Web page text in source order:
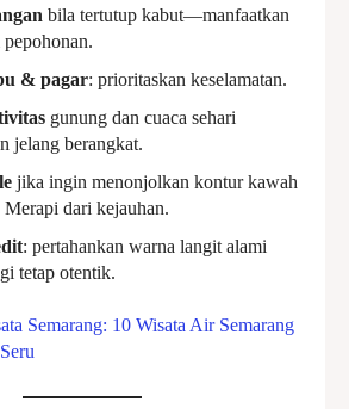
bila tertutup kabut—manfaatkan
& pagar: prioritaskan keselamatan.
gunung dan cuaca sehari
jelang berangkat.
jika ingin menonjolkan kontur kawah
dari kejauhan.
: pertahankan warna langit alami
tetap otentik.
Semarang: 10 Wisata Air Semarang